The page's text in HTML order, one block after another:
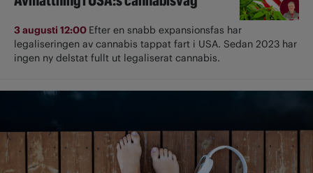
3 augusti 12:00 Efter en snabb expansionsfas har
legaliseringen av cannabis tappat fart i USA. Sedan 2023 har
ingen ny delstat fullt ut ­legaliserat cannabis.